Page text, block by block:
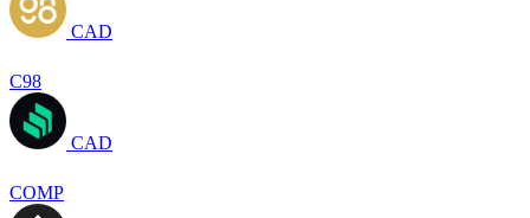
CAD
C98
CAD
COMP